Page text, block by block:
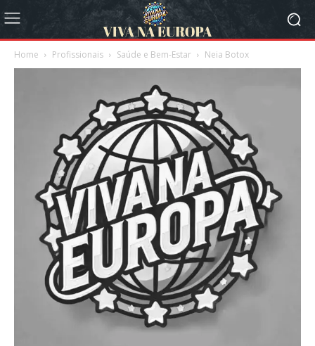
Home Profissionais Saúde e Bem-Estar Neia Botox